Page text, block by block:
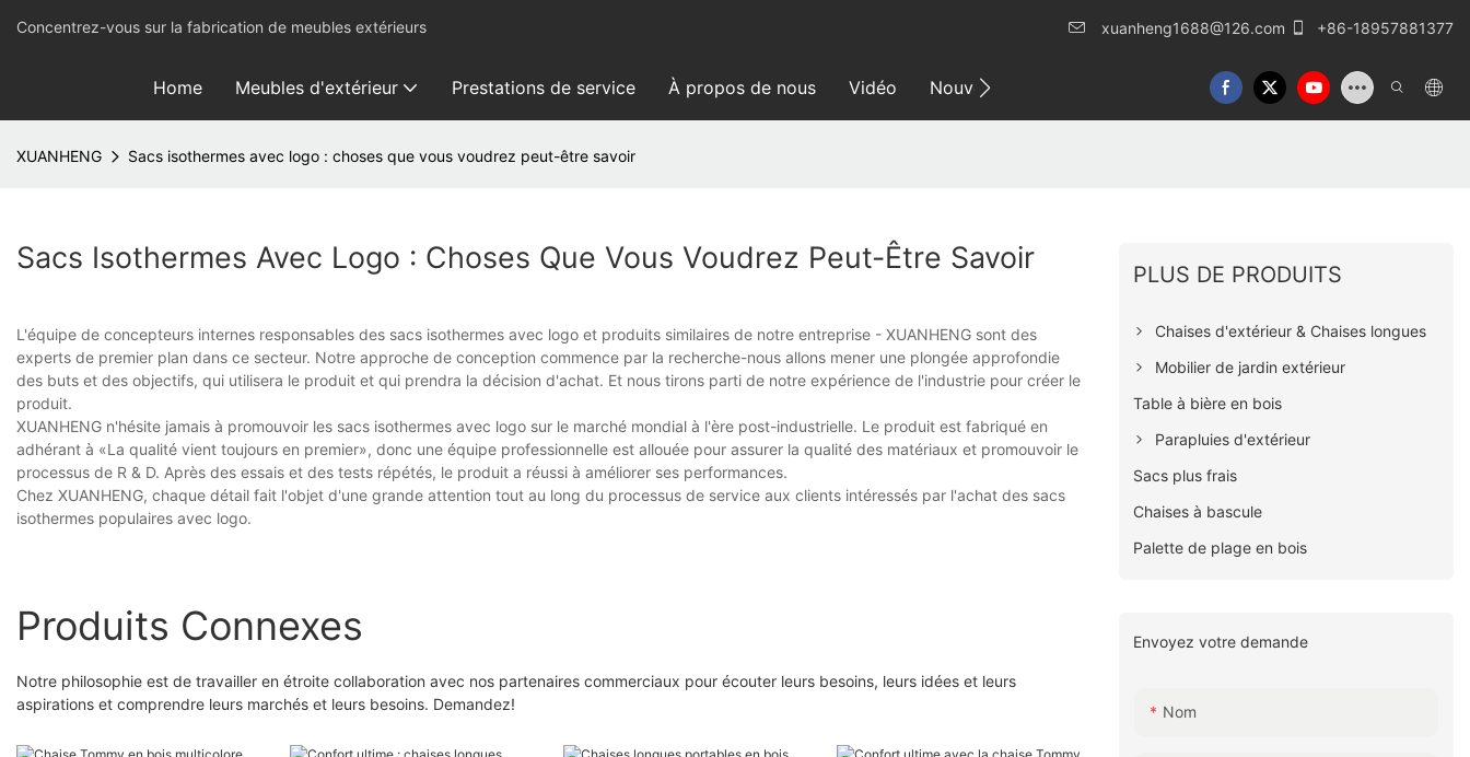
Concentrez-vous sur la fabrication de meubles extérieurs xuanheng1688@126.com +86-18957881377
Home Meubles d'extérieur Prestations de service À propos de nous Vidéo Nouvelles
XUANHENG Sacs isothermes avec logo : choses que vous voudrez peut-être savoir
Sacs Isothermes Avec Logo : Choses Que Vous Voudrez Peut-Être Savoir
L'équipe de concepteurs internes responsables des sacs isothermes avec logo et produits similaires de notre entreprise - XUANHENG sont des
experts de premier plan dans ce secteur. Notre approche de conception commence par la recherche-nous allons mener une plongée approfondie
des buts et des objectifs, qui utilisera le produit et qui prendra la décision d'achat. Et nous tirons parti de notre expérience de l'industrie pour créer le
produit.
XUANHENG n'hésite jamais à promouvoir les sacs isothermes avec logo sur le marché mondial à l'ère post-industrielle. Le produit est fabriqué en
adhérant à «La qualité vient toujours en premier», donc une équipe professionnelle est allouée pour assurer la qualité des matériaux et promouvoir le
processus de R & D. Après des essais et des tests répétés, le produit a réussi à améliorer ses performances.
Chez XUANHENG, chaque détail fait l'objet d'une grande attention tout au long du processus de service aux clients intéressés par l'achat des sacs
isothermes populaires avec logo.
Produits Connexes
Notre philosophie est de travailler en étroite collaboration avec nos partenaires commerciaux pour écouter leurs besoins, leurs idées et leurs
aspirations et comprendre leurs marchés et leurs besoins. Demandez!
PLUS DE PRODUITS
Chaises d'extérieur & Chaises longues
Mobilier de jardin extérieur
Table à bière en bois
Parapluies d'extérieur
Sacs plus frais
Chaises à bascule
Palette de plage en bois
Envoyez votre demande
Nom